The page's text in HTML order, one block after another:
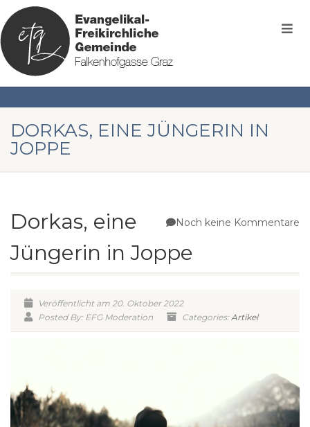
DORKAS, EINE JÜNGERIN IN
JOPPE
Noch keine Kommentare
Dorkas, eine
Jüngerin in Joppe
Veröffentlicht am 20. Oktober 2022
Posted By: EFG Moderation
Categories: Artikel